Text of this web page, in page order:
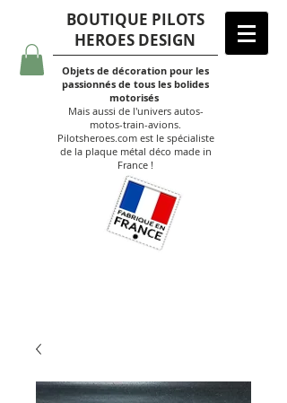
BOUTIQUE PILOTS
HEROES DESIGN
Objets de décoration pour les
passionnés de tous les bolides
motorisés
Mais aussi de l'univers autos-
motos-train-avions.
Pilotsheroes.com est le spécialiste
de la plaque métal déco made in
France !